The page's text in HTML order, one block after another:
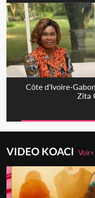
Côte d'Ivoire-
Zita
VIDEO KOACIVoir+